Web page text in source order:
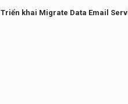
Triển khai Migrate Data Email